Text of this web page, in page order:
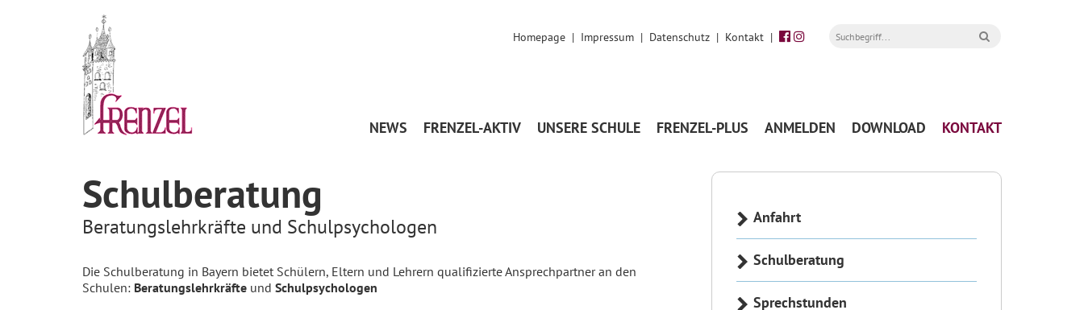
Homepage | Impressum | Datenschutz | Kontakt |
NEWS FRENZEL-AKTIV UNSERE SCHULE FRENZEL-PLUS ANMELDEN DOWNLOAD KONTAKT
Schulberatung
Beratungslehrkräfte und Schulpsychologen
Die Schulberatung in Bayern bietet Schülern, Eltern und Lehrern qualifizierte Ansprechpartner an den
Schulen: Beratungslehrkräfte und Schulpsychologen
Anfahrt
Schulberatung
Sprechstunden